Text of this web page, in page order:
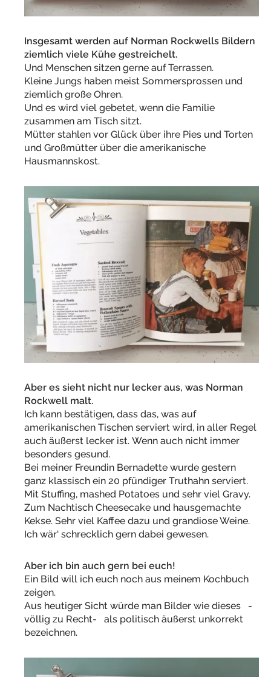
Insgesamt werden auf Norman Rockwells Bildern
ziemlich viele Kühe gestreichelt.
Und Menschen sitzen gerne auf Terrassen.
Kleine Jungs haben meist Sommersprossen und
ziemlich große Ohren.
Und es wird viel gebetet, wenn die Familie
zusammen am Tisch sitzt.
Mütter stahlen vor Glück über ihre Pies und Torten
und Großmütter über die amerikanische
Hausmannskost.
Aber es sieht nicht nur lecker aus, was Norman
Rockwell malt.
Ich kann bestätigen, dass das, was auf
amerikanischen Tischen serviert wird, in aller Regel
auch äußerst lecker ist. Wenn auch nicht immer
besonders gesund.
Bei meiner Freundin Bernadette wurde gestern
ganz klassisch ein 20 pfündiger Truthahn serviert.
Mit Stuffing, mashed Potatoes und sehr viel Gravy.
Zum Nachtisch Cheesecake und hausgemachte
Kekse. Sehr viel Kaffee dazu und grandiose Weine.
Ich wär‘ schrecklich gern dabei gewesen.
Aber ich bin auch gern bei euch!
Ein Bild will ich euch noch aus meinem Kochbuch
zeigen.
Aus heutiger Sicht würde man Bilder wie dieses -
völlig zu Recht- als politisch äußerst unkorrekt
bezeichnen.